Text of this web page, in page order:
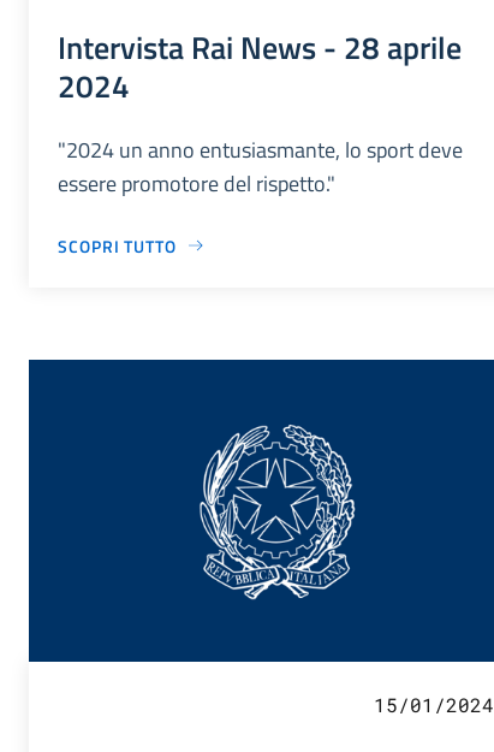
Intervista Rai News - 28 aprile
2024
"2024 un anno entusiasmante, lo sport deve
essere promotore del rispetto."
SCOPRI TUTTO
15/01/2024